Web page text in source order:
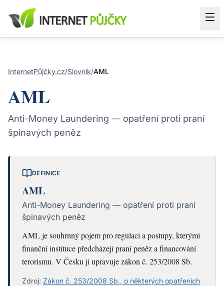
InternetPůjčky.cz/Slovník/AML
AML
Anti-Money Laundering — opatření proti praní
špinavých peněz
DEFINICE
AML
Anti-Money Laundering — opatření proti praní
špinavých peněz
AML je souhrnný pojem pro regulaci a postupy, kterými
finanční instituce předcházejí praní peněz a financování
terorismu. V Česku ji upravuje zákon č. 253/2008 Sb.
Zdroj: Zákon č. 253/2008 Sb., o některých opatřeních